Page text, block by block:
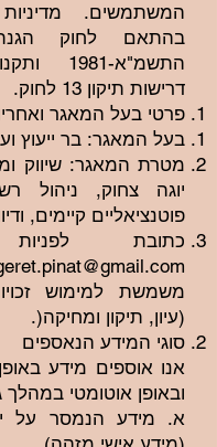
המשתמשים.
בהתאם לחוק
התשמ"א-
דרישות תיקון 13 לחוק.
פרטי בעל המאגר
בעל המאגר: בר ייעוץ
מטרת המאגר: שיווק
יוגה צחוק, ניהול
פוטנציאליים קיימים,
כתובת
משמשת למימוש
(עיון, תיקון ומחיקה(.
סוגי המידע הנאספים
אנו אוספים מידע
ובאופן אוטומטי במהלך
א. מידע הנמסר על